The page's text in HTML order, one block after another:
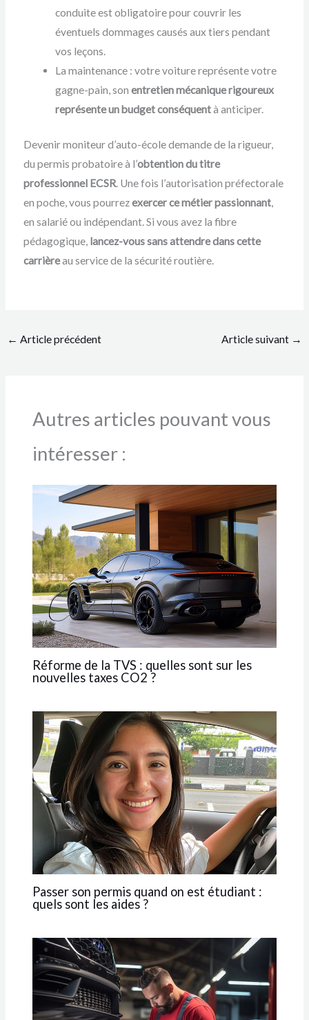
conduite est obligatoire pour couvrir les
éventuels dommages causés aux tiers pendant
vos leçons.
La maintenance : votre voiture représente votre
gagne-pain, sonentretien mécanique rigoureux
représente un budget conséquentà anticiper.
Devenir moniteur d’auto-école demande de la rigueur,
du permis probatoire à l’obtention du titre
professionnel ECSR. Une fois l’autorisation préfectorale
en poche, vous pourrezexercer ce métier passionnant,
en salarié ou indépendant. Si vous avez la fibre
pédagogique, lancez-vous sans attendre dans cette
carrièreau service de la sécurité routière.
← Article précédent Article suivant →
Autres articles pouvant vous
intéresser :
Réforme de la TVS : quelles sont sur les
nouvelles taxes CO2 ?
Passer son permis quand on est étudiant :
quels sont les aides ?